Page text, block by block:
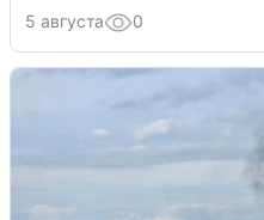
5 августа 0